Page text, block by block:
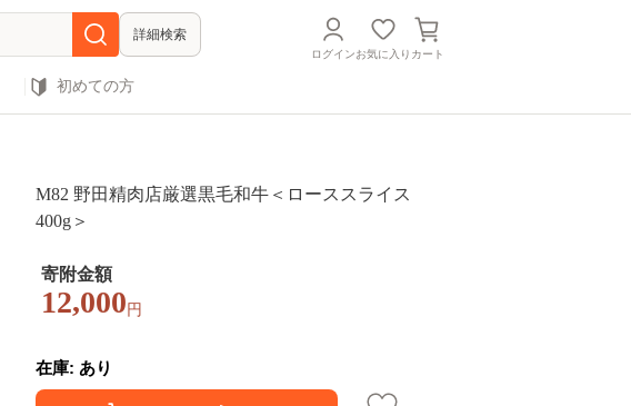
詳細検索
ログインお気に入り カート
初めての方
M82 野田精肉店厳選黒毛和牛＜ローススライス
400g＞
寄附金額
12,000 円
在庫: あり